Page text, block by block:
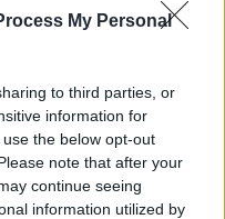
My Personal
to third parties, or
information for
the below opt-out
note that after your
continue seeing
information utilized by